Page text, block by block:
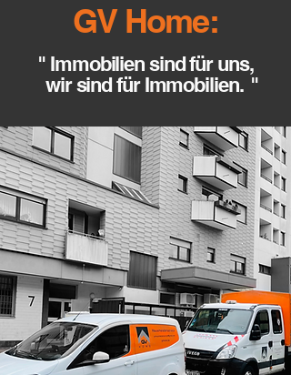
GV Home:
" Immobilien sind für uns,
wir sind für Immobilien. "